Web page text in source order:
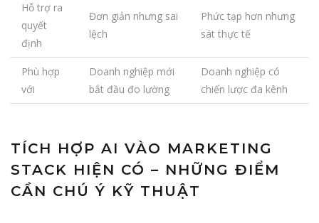
Hỗ trợ ra
quyết
định
Đơn giản nhưng sai
lệch
Phức tạp hơn nhưng
sát thực tế
Phù hợp
với
Doanh nghiệp mới
bắt đầu đo lường
Doanh nghiệp có
chiến lược đa kênh
TÍCH HỢP AI VÀO MARKETING
STACK HIỆN CÓ – NHỮNG ĐIỂM
CẦN CHÚ Ý KỸ THUẬT